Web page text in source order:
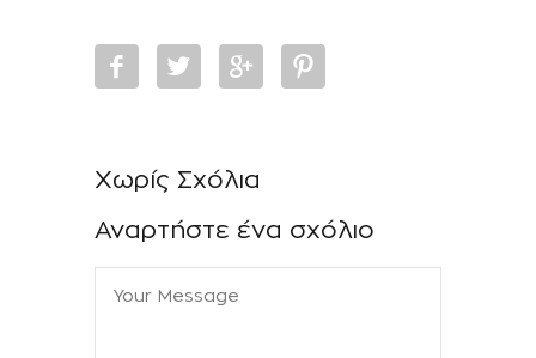
Χωρίς Σχόλια
Αναρτήστε ένα σχόλιο